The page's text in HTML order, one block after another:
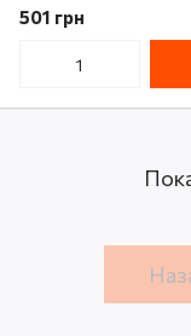
женщин старше 50
Wellify, Women's 50+,
Multivitamin
21st Century, 65
501 грн